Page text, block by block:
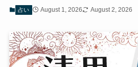
占い August 1, 2026 August 2, 2026